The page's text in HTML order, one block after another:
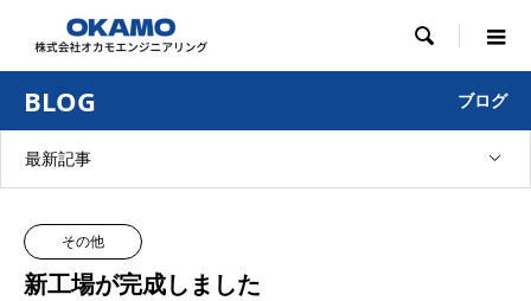

BLOG ブログ
最新記事
その他
新工場が完成しました